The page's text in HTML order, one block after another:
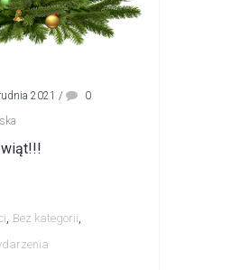
2021 /
0
, Bez kategorii,